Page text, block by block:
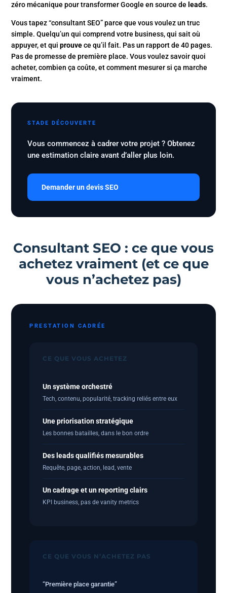
zéro mécanique pour transformer Google en source de leads.
Vous tapez “consultant SEO” parce que vous voulez un truc
simple. Quelqu’un qui comprend votre business, qui sait où
appuyer, et quiprouvece qu’il fait. Pas un rapport de 40 pages.
Pas de promesse de première place. Vous voulez savoir quoi
acheter, combien ça coûte, et comment mesurer si ça marche
vraiment.
STADE DÉCOUVERTE
Vous commencez à cadrer votre projet ? Obtenez
une estimation claire avant d’aller plus loin.
Demander un devis SEO
Consultant SEO : ce que vous
achetez vraiment (et ce que
vous n’achetez pas)
PRESTATION CADRÉE
CE QUE VOUS ACHETEZ
Un système orchestré
Tech, contenu, popularité, tracking reliés entre eux
Une priorisation stratégique
Les bonnes batailles, dans le bon ordre
Des leads qualifiés mesurables
Requête, page, action, lead, vente
Un cadrage et un reporting clairs
KPI business, pas de vanity metrics
CE QUE VOUS N’ACHETEZ PAS
“Première place garantie”